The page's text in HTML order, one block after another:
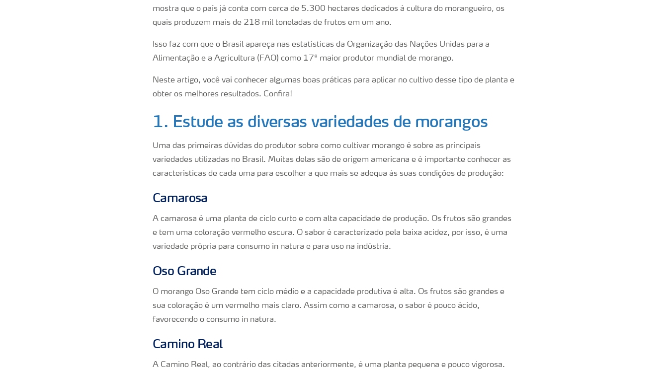
mostra que o país já conta com cerca de 5.300 hectares dedicados à cultura do morangueiro, os
quais produzem mais de 218 mil toneladas de frutos em um ano.
Isso faz com que o Brasil apareça nas estatísticas da Organização das Nações Unidas para a
Alimentação e a Agricultura (FAO) como 17º maior produtor mundial de morango.
Neste artigo, você vai conhecer algumas boas práticas para aplicar no cultivo desse tipo de planta e
obter os melhores resultados. Confira!
1. Estude as diversas variedades de morangos
Uma das primeiras dúvidas do produtor sobre como cultivar morango é sobre as principais
variedades utilizadas no Brasil. Muitas delas são de origem americana e é importante conhecer as
características de cada uma para escolher a que mais se adequa às suas condições de produção:
Camarosa
A camarosa é uma planta de ciclo curto e com alta capacidade de produção. Os frutos são grandes
e tem uma coloração vermelho escura. O sabor é caracterizado pela baixa acidez, por isso, é uma
variedade própria para consumo in natura e para uso na indústria.
Oso Grande
O morango Oso Grande tem ciclo médio e a capacidade produtiva é alta. Os frutos são grandes e
sua coloração é um vermelho mais claro. Assim como a camarosa, o sabor é pouco ácido,
favorecendo o consumo in natura.
Camino Real
A Camino Real, ao contrário das citadas anteriormente, é uma planta pequena e pouco vigorosa.